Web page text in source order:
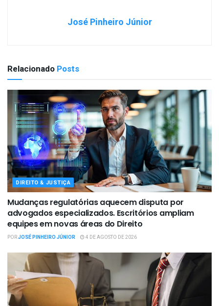
José Pinheiro Júnior
Relacionado Posts
DIREITO & JUSTIÇA
Mudanças regulatórias aquecem disputa por
advogados especializados. Escritórios ampliam
equipes em novas áreas do Direito
PORJOSÉ PINHEIRO JÚNIOR 4 DE AGOSTO DE 2026